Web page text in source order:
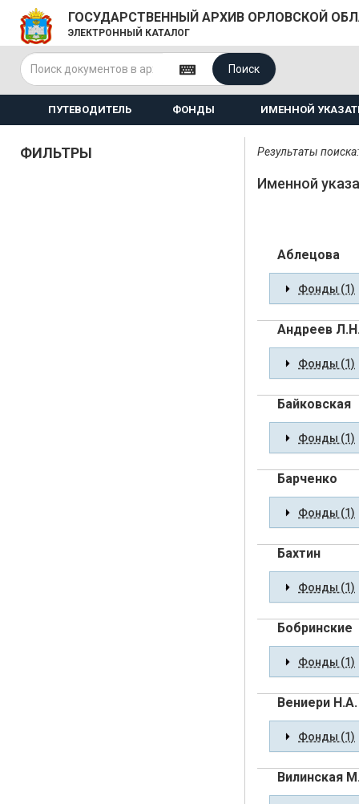
ГОСУДАРСТВЕННЫЙ АРХИВ ОРЛОВСКОЙ
ЭЛЕКТРОННЫЙ КАТАЛОГ
Поиск
ПУТЕВОДИТЕЛЬ ФОНДЫ ИМЕННОЙ
ФИЛЬТРЫ Результаты
Именной
Аблецова
Фонды (1)
Андреев
Фонды (1)
Байковская
Фонды (1)
Барченко
Фонды (1)
Бахтин
Фонды (1)
Бобринские
Фонды (1)
Вениери Н.А.
Фонды (1)
Вилинская